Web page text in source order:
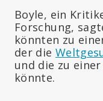
Boyle, ein
Forschung,
könnten zu
der die
und die zu einer
könnte.